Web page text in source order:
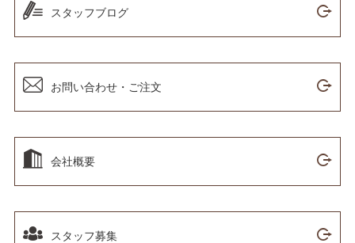
スタッフブログ
お問い合わせ・ご注文
会社概要
スタッフ募集